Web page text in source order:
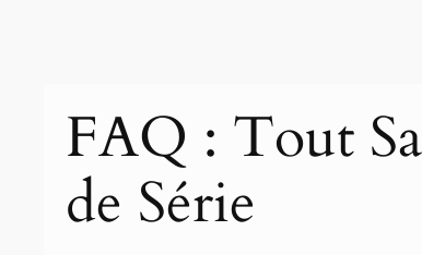
FAQ : Tout
de Série